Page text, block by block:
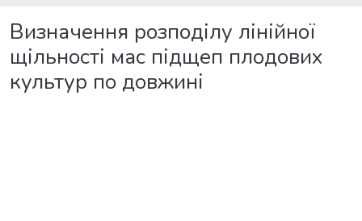
Визначення розподілу лінійної
щільності мас підщеп плодових
культур по довжині